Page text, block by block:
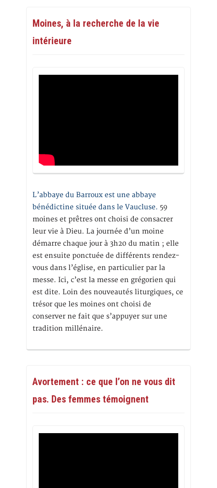
Moines, à la recherche de la vie
intérieure
L’abbaye du Barroux est une abbaye
bénédictine située dans le Vaucluse. 59
moines et prêtres ont choisi de consacrer
leur vie à Dieu. La journée d’un moine
démarre chaque jour à 3h20 du matin ; elle
est ensuite ponctuée de différents rendez-
vous dans l’église, en particulier par la
messe. Ici, c’est la messe en grégorien qui
est dite. Loin des nouveautés liturgiques, ce
trésor que les moines ont choisi de
conserver ne fait que s’appuyer sur une
tradition millénaire.
Avortement : ce que l’on ne vous dit
pas. Des femmes témoignent